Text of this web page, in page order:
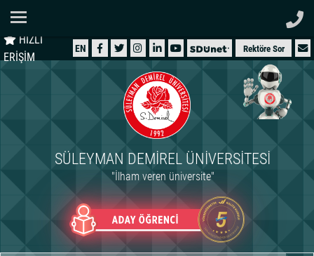
HIZLI
ERİŞİM
EN Rektöre Sor
SÜLEYMAN DEMIREL ÜNIVERSITESI
"İlham veren üniversite"
ÜNİVERSİTEMİZ
İDARİ
ARAŞTIRMA
INTERNATIONAL